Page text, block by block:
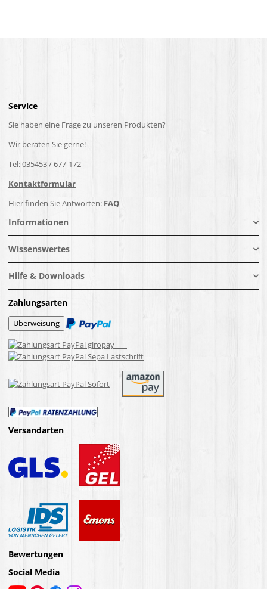
Service
Sie haben eine Frage zu unseren Produkten?
Wir beraten Sie gerne!
Tel: 035453 / 677-172
Kontaktformular
Hier finden Sie Antworten: FAQ
Informationen
Wissenswertes
Hilfe & Downloads
Zahlungsarten
Versandarten
Bewertungen
Social Media